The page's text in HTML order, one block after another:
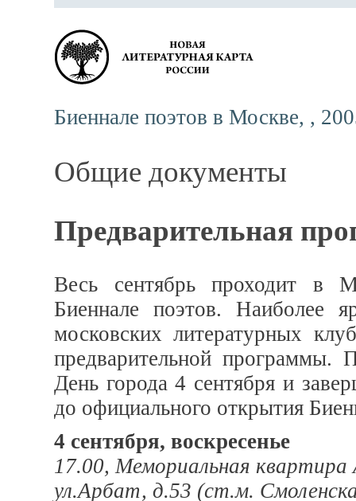
Биеннале поэтов в Москве, ,
Общие документы
Предварительная
Весь сентябрь проходит в
Биеннале поэтов. Наиболее
московских литературных
предварительной программы.
День города 4 сентября и
до официального открытия
4 сентября, воскресенье
17.00, Мемориальная
ул.Арбат, д.53 (ст.м.